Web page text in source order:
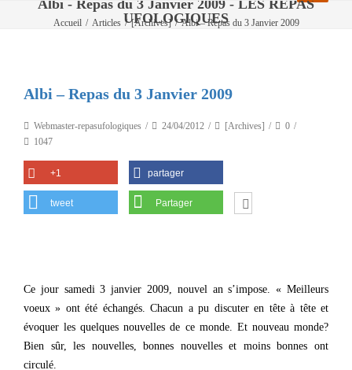
Albi - Repas du 3 Janvier 2009 - LES REPAS
UFOLOGIQUES
Accueil / Articles / [Archives] / Albi – Repas du 3 Janvier 2009
Albi – Repas du 3 Janvier 2009
Webmaster-repasufologiques 24/04/2012 [Archives]
0
1047
+1 partager
tweet Partager
Ce jour samedi 3 janvier 2009, nouvel an s’impose. « Meilleurs
voeux » ont été échangés. Chacun a pu discuter en tête à tête et
évoquer les quelques nouvelles de ce monde. Et nouveau monde?
Bien sûr, les nouvelles, bonnes nouvelles et moins bonnes ont
circulé.